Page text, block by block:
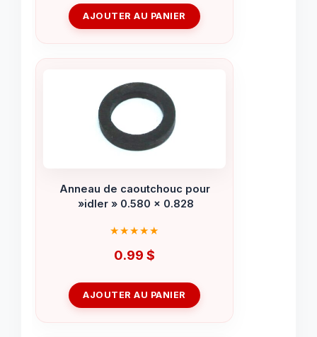
AJOUTER AU PANIER
Anneau de caoutchouc pour
»idler » 0.580 x 0.828
0.99 $
AJOUTER AU PANIER